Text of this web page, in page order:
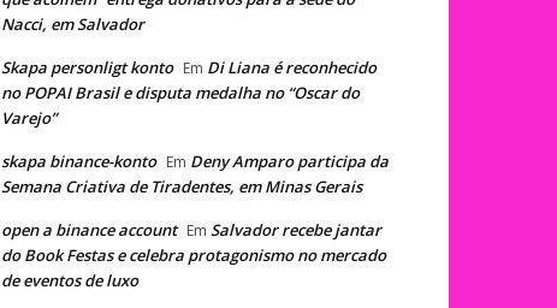
Nacci, em Salvador
Skapa personligt konto Em Di Liana é reconhecido
no POPAI Brasil e disputa medalha no “Oscar do
Varejo”
skapa binance-konto Em Deny Amparo participa da
Semana Criativa de Tiradentes, em Minas Gerais
open a binance account Em Salvador recebe jantar
do Book Festas e celebra protagonismo no mercado
de eventos de luxo